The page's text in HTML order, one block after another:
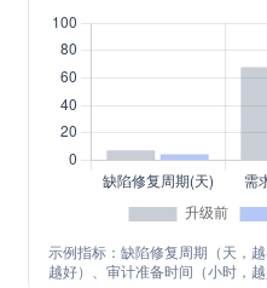
示例指标：缺陷修复周期（天，
越好）、审计准备时间（小时，越